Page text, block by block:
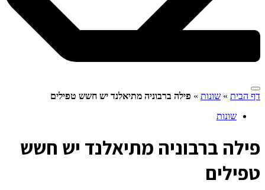
דף הבית » שונות » פילה ברבוניה מתיאלנד יש חשש טפילים
שונות
פילה ברבוניה מתיאלנד יש חשש
טפילים